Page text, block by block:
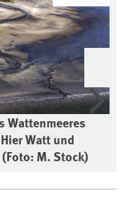
Wattenmeeres
Watt und
M. Stock)